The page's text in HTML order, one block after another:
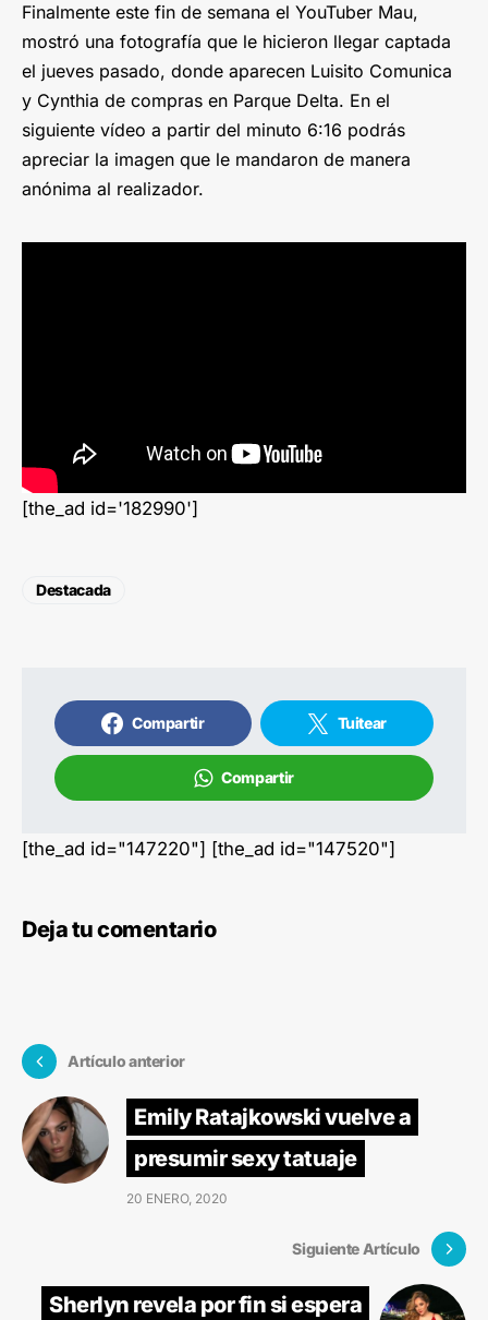
Finalmente este fin de semana el YouTuber Mau,
mostró una fotografía que le hicieron llegar captada
el jueves pasado, donde aparecen Luisito Comunica
y Cynthia de compras en Parque Delta. En el
siguiente vídeo a partir del minuto 6:16 podrás
apreciar la imagen que le mandaron de manera
anónima al realizador.
[the_ad id='182990']
Destacada
Compartir Tuitear
Compartir
[the_ad id="147220"] [the_ad id="147520"]
Deja tu comentario
Artículo anterior
Emily Ratajkowski vuelve a
presumir sexy tatuaje
20 ENERO, 2020
Siguiente Artículo
Sherlyn revela por fin si espera